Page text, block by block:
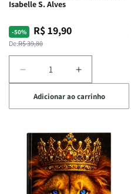
Isabelle S. Alves
-50%
Preço
normal
De:R$ 39,80
Preço
promocional
R$ 19,90
Diminuir
a
quantidade
de
com
Mulheres
da
Bíblia
Aumentar
a
quantidade
de
com
as
Mulheres
da
Bíblia
Adicionar ao carrinho